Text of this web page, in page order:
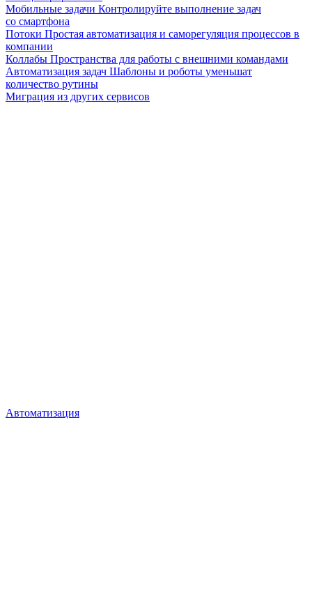
Мобильные задачи Контролируйте выполнение задач
со смартфона
Потоки Простая автоматизация и саморегуляция процессов в
компании
Коллабы Пространства для работы с внешними командами
Автоматизация задач Шаблоны и роботы уменьшат
количество рутины
Миграция из других сервисов
Автоматизация